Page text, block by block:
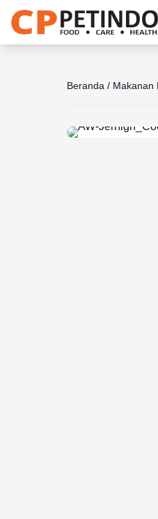
Beranda / Makanan